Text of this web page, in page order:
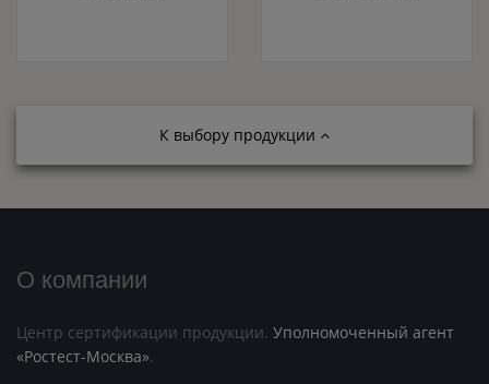
К выбору продукции
О компании
Центр сертификации продукции. Уполномоченный агент
«Ростест-Москва».